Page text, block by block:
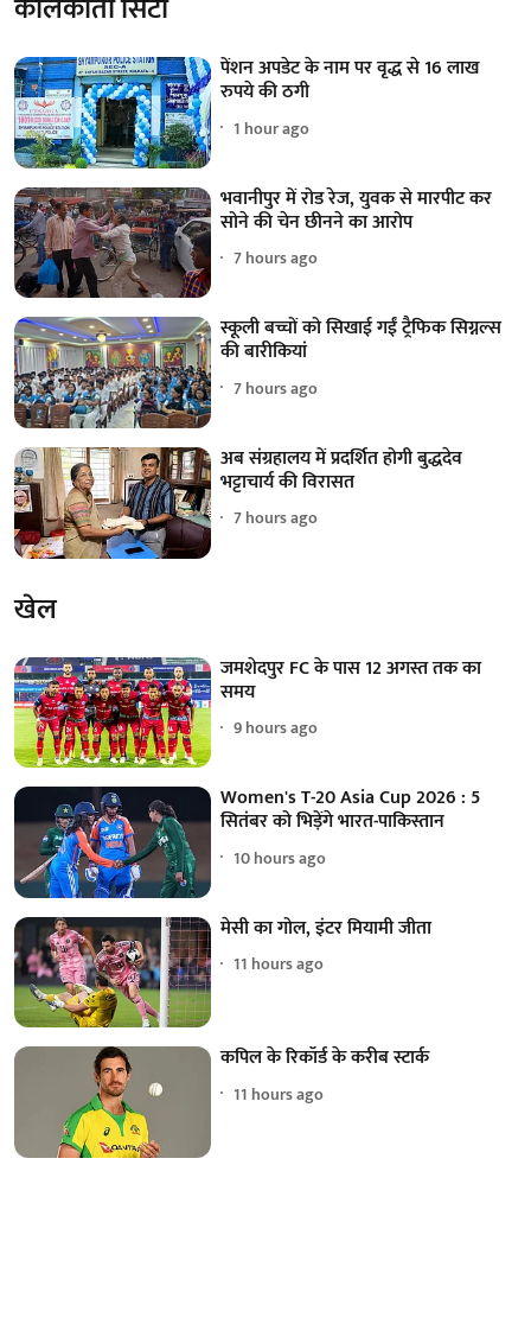
कोलकाता सिटी
पेंशन अपडेट के नाम पर वृद्ध से 16 लाख
रुपये की ठगी
1 hour ago
भवानीपुर में रोड रेज, युवक से मारपीट कर
सोने की चेन छीनने का आरोप
7 hours ago
स्कूली बच्चों को सिखाई गईं ट्रैफिक सिग्नल्स
की बारीकियां
7 hours ago
अब संग्रहालय में प्रदर्शित होगी बुद्धदेव
भट्टाचार्य की विरासत
7 hours ago
खेल
जमशेदपुर FC के पास 12 अगस्त तक का
समय
9 hours ago
Women's T-20 Asia Cup 2026 : 5
सितंबर को भिड़ेंगे भारत-पाकिस्तान
10 hours ago
मेसी का गोल, इंटर मियामी जीता
11 hours ago
कपिल के रिकॉर्ड के करीब स्टार्क
11 hours ago